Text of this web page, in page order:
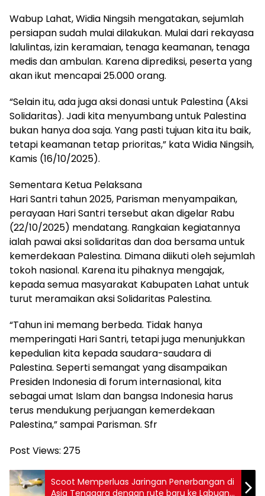
Wabup Lahat, Widia Ningsih mengatakan, sejumlah
persiapan sudah mulai dilakukan. Mulai dari rekayasa
lalulintas, izin keramaian, tenaga keamanan, tenaga
medis dan ambulan. Karena diprediksi, peserta yang
akan ikut mencapai 25.000 orang.
“Selain itu, ada juga aksi donasi untuk Palestina (Aksi
Solidaritas). Jadi kita menyumbang untuk Palestina
bukan hanya doa saja. Yang pasti tujuan kita itu baik,
tetapi keamanan tetap prioritas,” kata Widia Ningsih,
Kamis (16/10/2025).
Sementara Ketua Pelaksana
Hari Santri tahun 2025, Parisman menyampaikan,
perayaan Hari Santri tersebut akan digelar Rabu
(22/10/2025) mendatang. Rangkaian kegiatannya
ialah pawai aksi solidaritas dan doa bersama untuk
kemerdekaan Palestina. Dimana diikuti oleh sejumlah
tokoh nasional. Karena itu pihaknya mengajak,
kepada semua masyarakat Kabupaten Lahat untuk
turut meramaikan aksi Solidaritas Palestina.
“Tahun ini memang berbeda. Tidak hanya
memperingati Hari Santri, tetapi juga menunjukkan
kepedulian kita kepada saudara-saudara di
Palestina. Seperti semangat yang disampaikan
Presiden Indonesia di forum internasional, kita
sebagai umat Islam dan bangsa Indonesia harus
terus mendukung perjuangan kemerdekaan
Palestina,” sampai Parisman. Sfr
Post Views: 275
Scoot Memperluas Jaringan Penerbangan di
Asia Tenggara dengan rute baru ke Labuan